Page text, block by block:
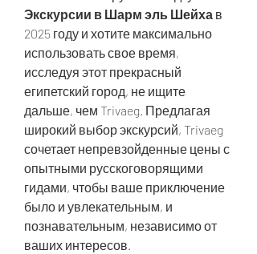
Экскурсии в Шарм эль Шейха в
2025 году и хотите максимально
использовать свое время,
исследуя этот прекрасный
египетский город, не ищите
дальше, чем Trivaeg. Предлагая
широкий выбор экскурсий, Trivaeg
сочетает непревзойденные цены с
опытными русскоговорящими
гидами, чтобы ваше приключение
было и увлекательным, и
познавательным, независимо от
ваших интересов.